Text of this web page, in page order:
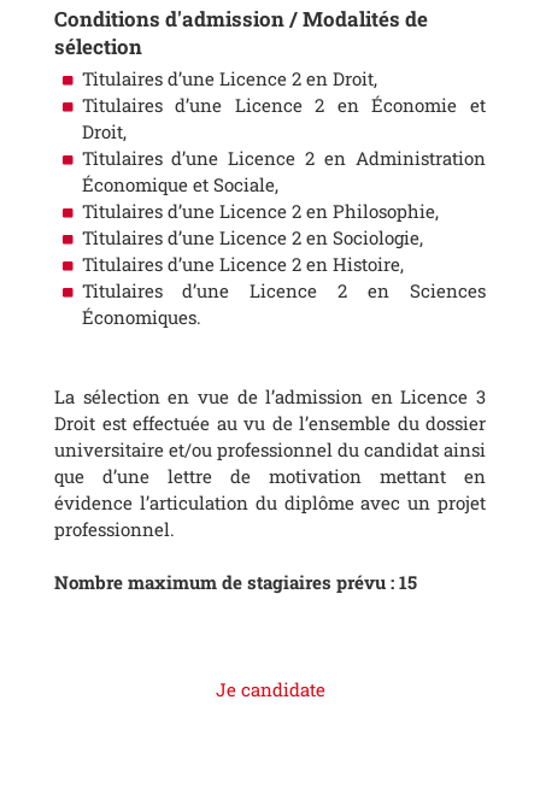
Conditions d'admission / Modalités de
sélection
Titulaires d’une Licence 2 en Droit,
Titulaires d’une Licence 2 en Économie et
Droit,
Titulaires d’une Licence 2 en Administration
Économique et Sociale,
Titulaires d’une Licence 2 en Philosophie,
Titulaires d’une Licence 2 en Sociologie,
Titulaires d’une Licence 2 en Histoire,
Titulaires d’une Licence 2 en Sciences
Économiques.
La sélection en vue de l’admission en Licence 3
Droit est effectuée au vu de l’ensemble du dossier
universitaire et/ou professionnel du candidat ainsi
que d’une lettre de motivation mettant en
évidence l’articulation du diplôme avec un projet
professionnel.
Nombre maximum de stagiaires prévu : 15
Je candidate